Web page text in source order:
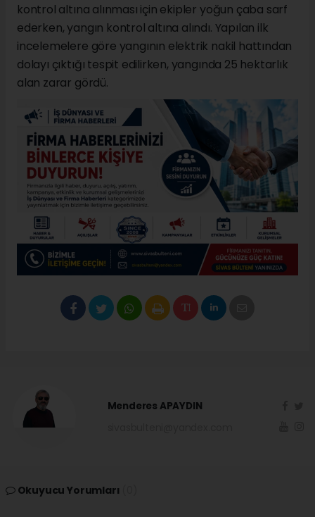
kontrol altına alınması için ekipler yoğun çaba sarf
ederken, yangın kontrol altına alındı. Yapılan ilk
incelemelere göre yangının elektrik nakil hattından
dolayı çıktığı tespit edilirken, yangında 25 hektarlık
alan zarar gördü.
Menderes APAYDIN
Okuyucu Yorumları